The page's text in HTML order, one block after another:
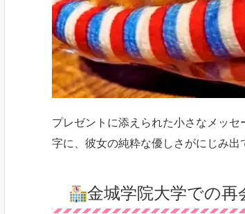
プレゼントに添えられた小さなメッ
字に、彼女の純粋な優しさがにじみ出
金城学院大学での